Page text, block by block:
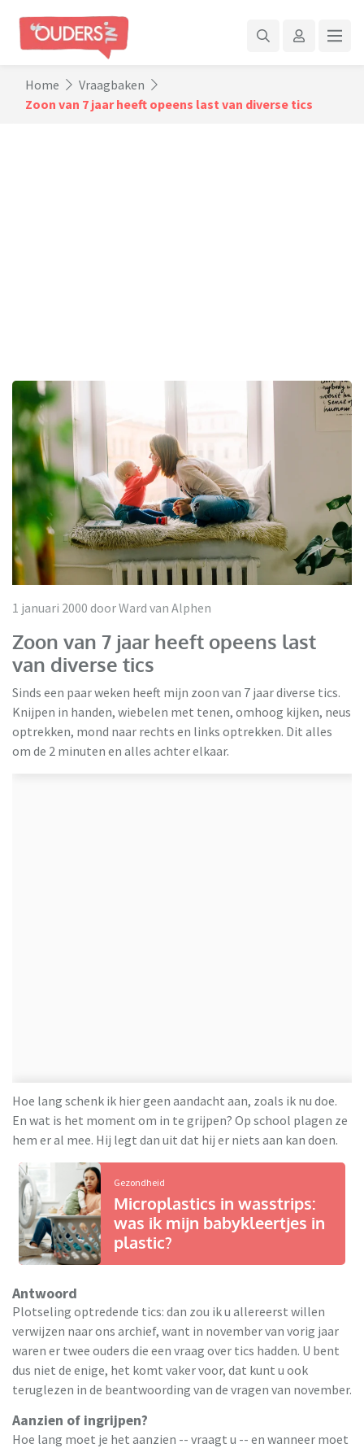
Home
Vraagbaken
Zoon van 7 jaar heeft opeens last van diverse tics
1 januari 2000 door Ward van Alphen
Zoon van 7 jaar heeft opeens last
van diverse tics
Sinds een paar weken heeft mijn zoon van 7 jaar diverse tics.
Knijpen in handen, wiebelen met tenen, omhoog kijken, neus
optrekken, mond naar rechts en links optrekken. Dit alles
om de 2 minuten en alles achter elkaar.
Hoe lang schenk ik hier geen aandacht aan, zoals ik nu doe.
En wat is het moment om in te grijpen? Op school plagen ze
hem er al mee. Hij legt dan uit dat hij er niets aan kan doen.
Gezondheid
Microplastics in wasstrips:
was ik mijn babykleertjes in
plastic?
Antwoord
Plotseling optredende tics: dan zou ik u allereerst willen
verwijzen naar ons archief, want in november van vorig jaar
waren er twee ouders die een vraag over tics hadden. U bent
dus niet de enige, het komt vaker voor, dat kunt u ook
teruglezen in de beantwoording van de vragen van november.
Aanzien of ingrijpen?
Hoe lang moet je het aanzien -- vraagt u -- en wanneer moet